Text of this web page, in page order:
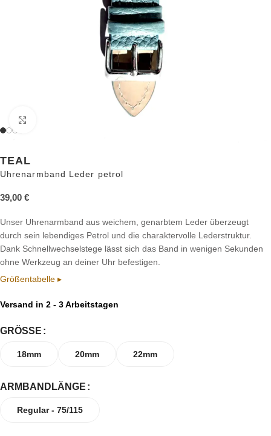
Zum Vergrößern anklicken
TEAL
Uhrenarmband Leder petrol
39,00 €
Unser Uhrenarmband aus weichem, genarbtem Leder überzeugt
durch sein lebendiges Petrol und die charaktervolle Lederstruktur.
Dank Schnellwechselstege lässt sich das Band in wenigen Sekunden
ohne Werkzeug an deiner Uhr befestigen.
Größentabelle ▸
Versand in 2 - 3 Arbeitstagen
GRÖSSE
18mm 20mm 22mm
ARMBANDLÄNGE
Regular - 75/115